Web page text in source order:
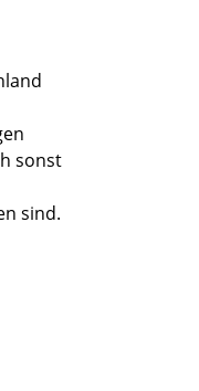
sonst
sind.